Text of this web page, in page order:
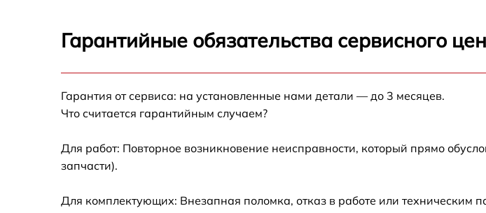
Замена линзы Canon LV-7555
Замена вентилятора системы охлаждения
Гарантийные обязательства сервисного
Гарантия от сервиса: на установленные нами детали — до 3 месяцев.
Что считается гарантийным случаем?
Для работ: Повторное возникновение неисправности, который прямо
запчасти).
Для комплектующих: Внезапная поломка, отказ в работе или техническим